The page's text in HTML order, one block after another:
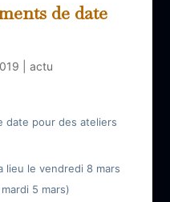
de date
actu
date pour des ateliers
lieu le vendredi 8 mars
5 mars)